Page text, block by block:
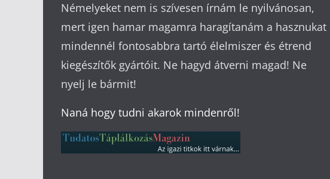
Némelyeket nem is szívesen írnám le nyilvánosan,
mert igen hamar magamra haragítanám a hasznukat
mindennél fontosabbra tartó élelmiszer és étrend
kiegészítők gyártóit. Ne hagyd átverni magad! Ne
nyelj le bármit!
Naná hogy tudni akarok mindenről!